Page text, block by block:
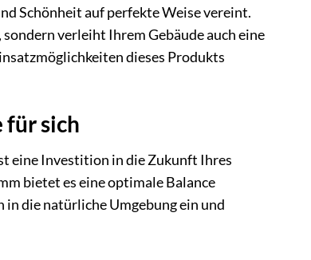
Schönheit auf perfekte Weise vereint.
verleiht Ihrem Gebäude auch eine
dieses Produkts
für sich
eine Investition in die Zukunft Ihres
bietet es eine optimale Balance
die natürliche Umgebung ein und